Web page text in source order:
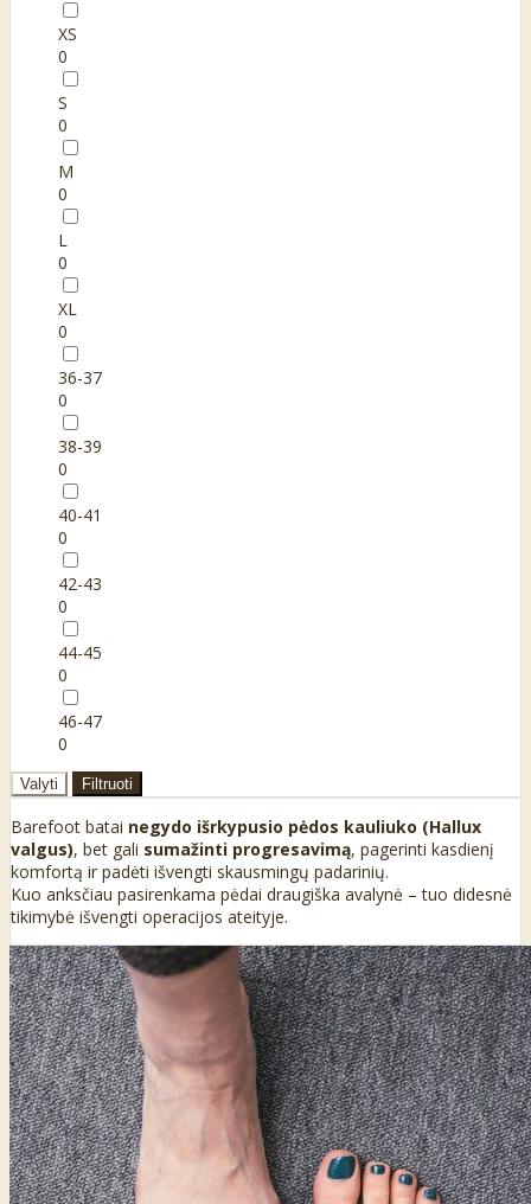
XS
0
S
0
M
0
L
0
XL
0
36-37
0
38-39
0
40-41
0
42-43
0
44-45
0
46-47
0
Valyti Filtruoti
Barefoot batai negydo išrkypusio pėdos kauliuko (Hallux
valgus), bet gali sumažinti progresavimą, pagerinti kasdienį
komfortą ir padėti išvengti skausmingų padarinių.
Kuo anksčiau pasirenkama pėdai draugiška avalynė – tuo didesnė
tikimybė išvengti operacijos ateityje.